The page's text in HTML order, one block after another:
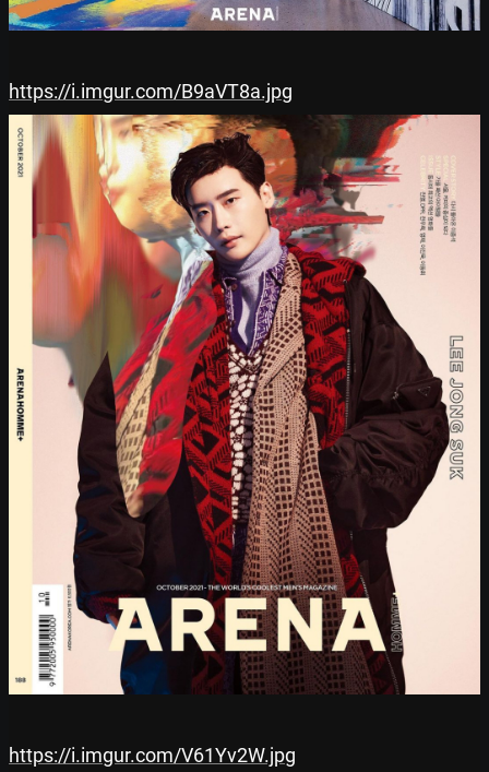
https://i.imgur.com/B9aVT8a.jpg
https://i.imgur.com/V61Yv2W.jpg